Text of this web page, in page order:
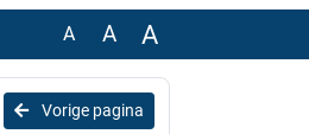
A A A
Vorige pagina